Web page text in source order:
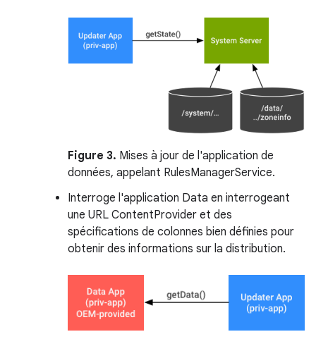
Figure 3. Mises à jour de l'application de
données, appelant RulesManagerService.
Interroge l'application Data en interrogeant
une URL ContentProvider et des
spécifications de colonnes bien définies pour
obtenir des informations sur la distribution.